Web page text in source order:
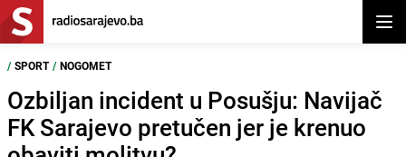
/ SPORT / NOGOMET
Ozbiljan incident u Posušju: Navijač
FK Sarajevo pretučen jer je krenuo